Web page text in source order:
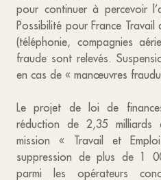
pour continuer à percevoir
Possibilité pour France
(téléphonie, compagnies
fraude sont relevés.
en cas de « manœuvres
Le projet de loi de
réduction de 2,35 milliards
mission « Travail et
suppression de plus de 1
parmi les opérateurs